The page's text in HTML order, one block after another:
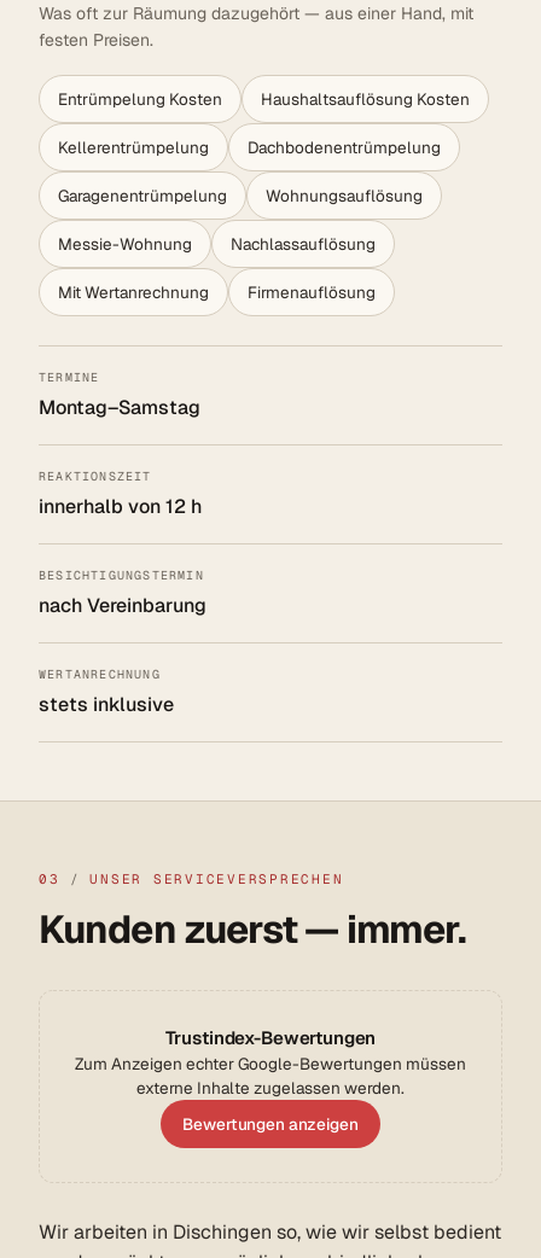
Was oft zur Räumung dazugehört — aus einer Hand, mit
festen Preisen.
Entrümpelung Kosten Haushaltsauflösung Kosten
Kellerentrümpelung Dachbodenentrümpelung
Garagenentrümpelung Wohnungsauflösung
Messie-Wohnung Nachlassauflösung
Mit Wertanrechnung Firmenauflösung
TERMINE
Montag–Samstag
REAKTIONSZEIT
innerhalb von 12 h
BESICHTIGUNGSTERMIN
nach Vereinbarung
WERTANRECHNUNG
stets inklusive
03 / UNSER SERVICEVERSPRECHEN
Kunden zuerst — immer.
Trustindex-Bewertungen
Zum Anzeigen echter Google-Bewertungen müssen
externe Inhalte zugelassen werden.
Bewertungen anzeigen
Wir arbeiten in Dischingen so, wie wir selbst bedient